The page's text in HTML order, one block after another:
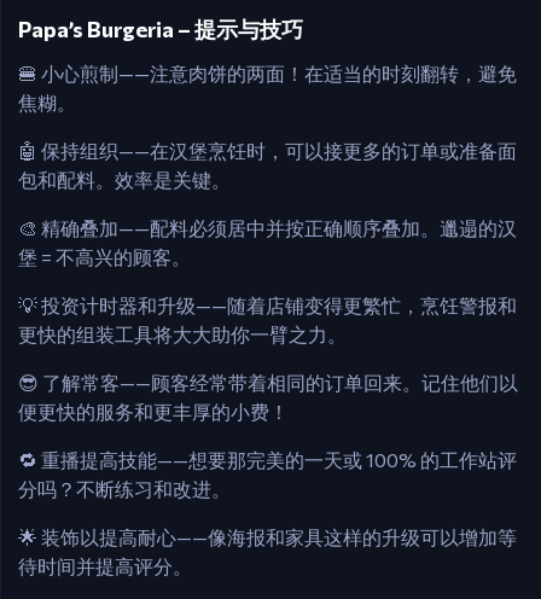
Papa’s Burgeria – 提示与技巧
🍔 小心煎制——注意肉饼的两面！在适当的时刻翻转，避免
焦糊。
🤖 保持组织——在汉堡烹饪时，可以接更多的订单或准备面
包和配料。效率是关键。
🎨 精确叠加——配料必须居中并按正确顺序叠加。邋遢的汉
堡 = 不高兴的顾客。
💡 投资计时器和升级——随着店铺变得更繁忙，烹饪警报和
更快的组装工具将大大助你一臂之力。
😎 了解常客——顾客经常带着相同的订单回来。记住他们以
便更快的服务和更丰厚的小费！
🔁 重播提高技能——想要那完美的一天或 100% 的工作站评
分吗？不断练习和改进。
🌟 装饰以提高耐心——像海报和家具这样的升级可以增加等
待时间并提高评分。